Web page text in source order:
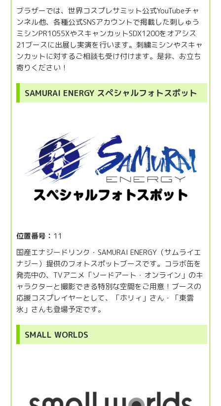
ブラザーでは、世界コスプレサミット公式YouTubeチャ
ンネル他、各種公式SNSアカウントで掲載した刺しゅう
ミシンPR1055XやスキャンカットSDX1200をオアシス
21ブースに出展し実演を行います。刺繍ミシンやスキャ
ンカットに対するご相談も受け付けます。是非、お立ち
寄りください！
SAMURAI ENERGY スペシャルフォトスポット
位置番号： 11
国産エナジードリンク・SAMURAI ENERGY（サムライエ
ナジー）提供のフォトスポットブースです。コラボ缶を
発売中の、TVアニメ「ソードアート・オンライン」のキ
ャラクターと撮影できる特別な空間をご用意！ブースの
応援コスプレイヤーとして、「ホリィ」さん・「東雲
氷」さんも登場予定です。
SMALL WORLDS